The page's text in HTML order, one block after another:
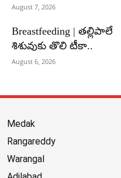
August 7, 2026
Breastfeeding | తల్లిపాలే
శిశువుకు తొలి టీకా..
August 6, 2026
Medak
Rangareddy
Warangal